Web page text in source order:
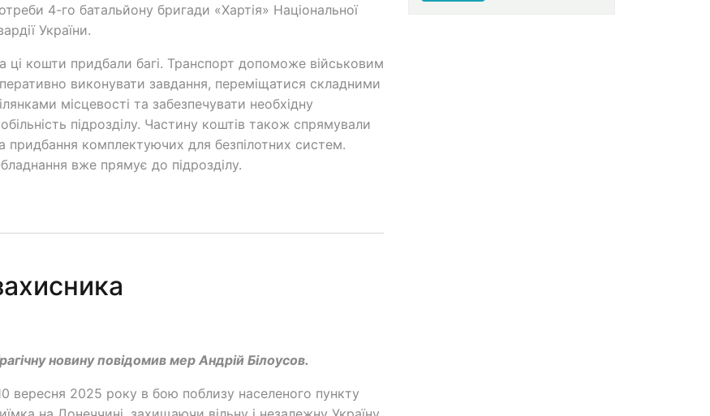
4-го батальйону бригади «Хартія» Національної
України.
ці кошти придбали багі. Транспорт допоможе військовим
виконувати завдання, переміщатися складними
місцевості та забезпечувати необхідну
підрозділу. Частину коштів також спрямували
придбання комплектуючих для безпілотних систем.
вже прямує до підрозділу.
новину повідомив мер Андрій Білоусов.
вересня 2025 року в бою поблизу населеного пункту